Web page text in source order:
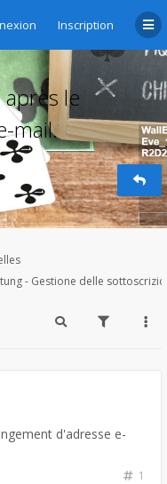
Inscription
le
mail.
- Gestione delle
d'adresse e-
1